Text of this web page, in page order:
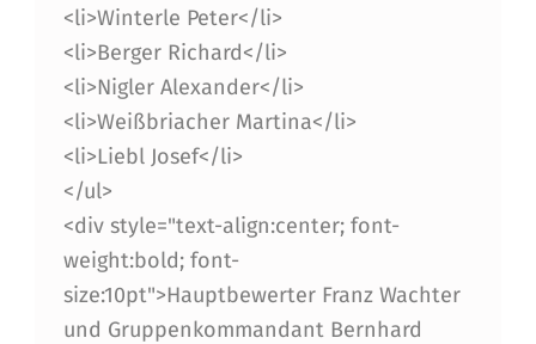
<li>Winterle Peter</li>
<li>Berger Richard</li>
<li>Nigler Alexander</li>
<li>Weißbriacher Martina</li>
<li>Liebl Josef</li>
</ul>
<div style="text-align:center; font-
weight:bold; font-
size:10pt">Hauptbewerter Franz Wachter
und Gruppenkommandant Bernhard